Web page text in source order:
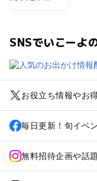
SNSでいこーよ
お役立ち情報やお
毎日更新！旬イベ
無料招待企画や話